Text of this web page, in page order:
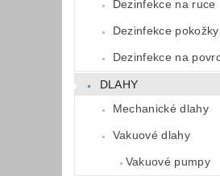
Dezinfekce na ruce
Dezinfekce pokožky
Dezinfekce na
DLAHY
Mechanické dlahy
Vakuové dlahy
Vakuové pumpy